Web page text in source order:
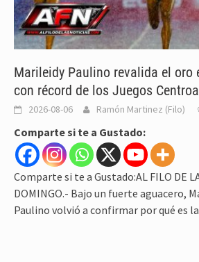
Marileidy Paulino revalida el oro
con récord de los Juegos
2026-08-06 Ramón Martinez (Filo)
Comparte si te a Gustado:
Comparte si te a Gustado:AL FILO DE
DOMINGO.- Bajo un fuerte aguacero,
Paulino volvió a confirmar por qué es la